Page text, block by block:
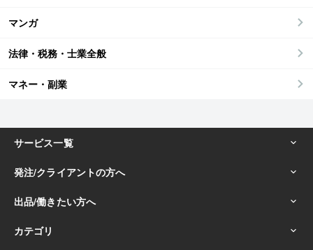
マンガ
法律・税務・士業全般
マネー・副業